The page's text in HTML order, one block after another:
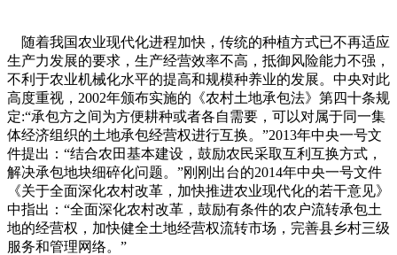
随着我国农业现代化进程加快，传统的种植方式已不再适应
生产力发展的要求，生产经营效率不高，抵御风险能力不强，
不利于农业机械化水平的提高和规模种养业的发展。中央对此
高度重视，2002年颁布实施的《农村土地承包法》第四十条规
定:“承包方之间为方便耕种或者各自需要，可以对属于同一集
体经济组织的土地承包经营权进行互换。”2013年中央一号文
件提出：“结合农田基本建设，鼓励农民采取互利互换方式，
解决承包地块细碎化问题。”刚刚出台的2014年中央一号文件
《关于全面深化农村改革，加快推进农业现代化的若干意见》
中指出：“全面深化农村改革，鼓励有条件的农户流转承包土
地的经营权，加快健全土地经营权流转市场，完善县乡村三级
服务和管理网络。”